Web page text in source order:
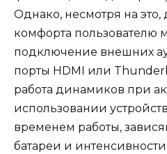
Однако, несмотря на это,
комфорта пользователю
подключение внешних
порты HDMI или
работа динамиков при
использовании
временем работы,
батареи и